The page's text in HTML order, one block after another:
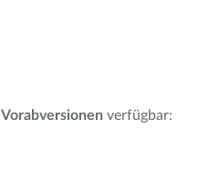
Vorabversionen verfügbar: